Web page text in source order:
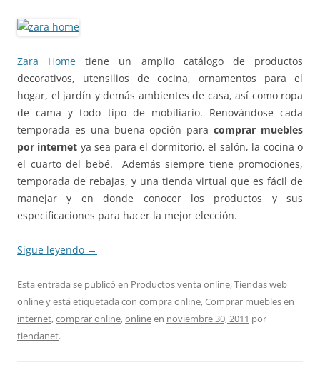
Zara Home tiene un amplio catálogo de productos
decorativos, utensilios de cocina, ornamentos para el
hogar, el jardín y demás ambientes de casa, así como ropa
de cama y todo tipo de mobiliario. Renovándose cada
temporada es una buena opción paracomprar muebles
por internet ya sea para el dormitorio, el salón, la cocina o
el cuarto del bebé. Además siempre tiene promociones,
temporada de rebajas, y una tienda virtual que es fácil de
manejar y en donde conocer los productos y sus
especificaciones para hacer la mejor elección.
Sigue leyendo →
Esta entrada se publicó en Productos venta online,Tiendas web
onliney está etiquetada con compra online,Comprar muebles en
internet,comprar online,onlineen noviembre 30, 2011 por
tiendanet.